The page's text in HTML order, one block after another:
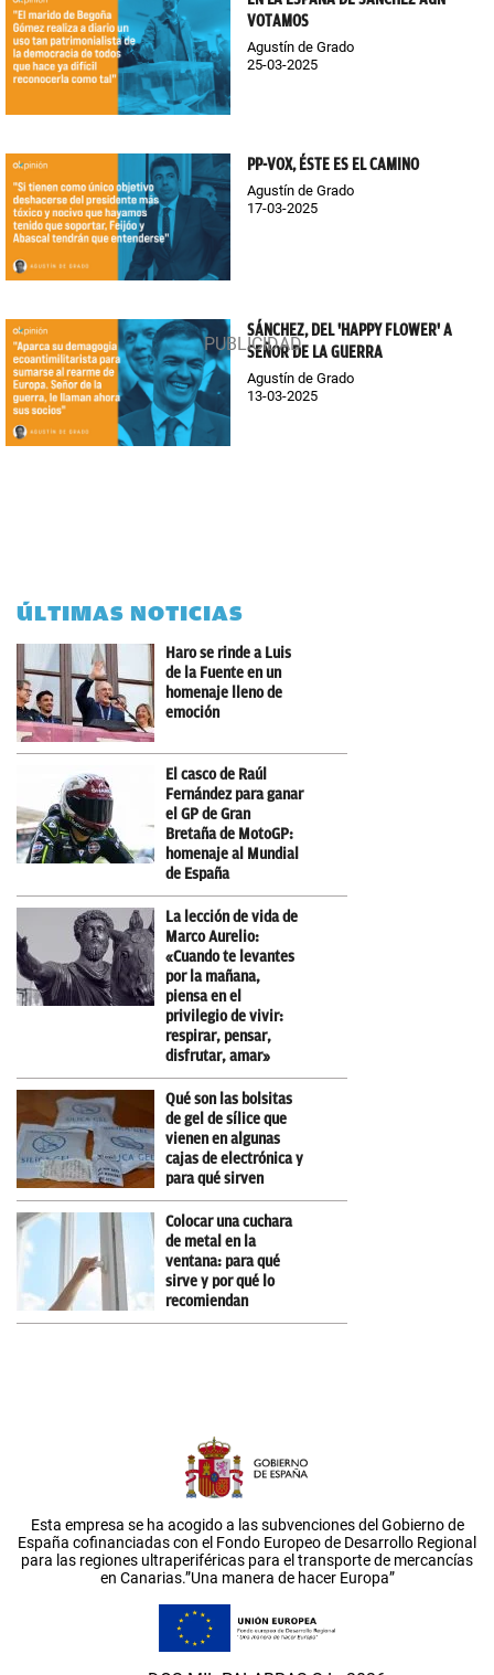
VOTAMOS
Agustín de Grado
25-03-2025
PP-VOX, ÉSTE ES EL CAMINO
Agustín de Grado
17-03-2025
SÁNCHEZ, DEL 'HAPPY FLOWER' A
SEÑOR DE LA GUERRA
Agustín de Grado
13-03-2025
ÚLTIMAS NOTICIAS
Haro se rinde a Luis
de la Fuente en un
homenaje lleno de
emoción
El casco de Raúl
Fernández para ganar
el GP de Gran
Bretaña de MotoGP:
homenaje al Mundial
de España
La lección de vida de
Marco Aurelio:
«Cuando te levantes
por la mañana,
piensa en el
privilegio de vivir:
respirar, pensar,
disfrutar, amar»
Qué son las bolsitas
de gel de sílice que
vienen en algunas
cajas de electrónica y
para qué sirven
Colocar una cuchara
de metal en la
ventana: para qué
sirve y por qué lo
recomiendan
Esta empresa se ha acogido a las subvenciones del Gobierno de
España cofinanciadas con el Fondo Europeo de Desarrollo Regional
para las regiones ultraperiféricas para el transporte de mercancías
en Canarias.”Una manera de hacer Europa”